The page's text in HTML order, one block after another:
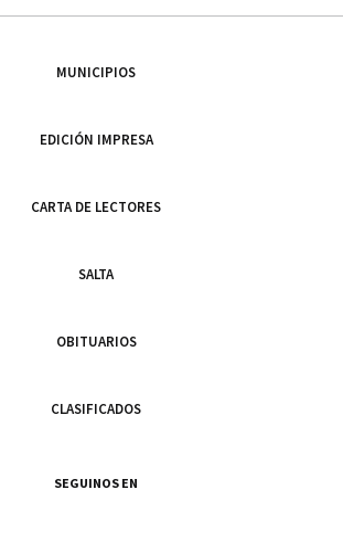
MUNICIPIOS
EDICIÓN IMPRESA
CARTA DE LECTORES
SALTA
OBITUARIOS
CLASIFICADOS
SEGUINOS EN